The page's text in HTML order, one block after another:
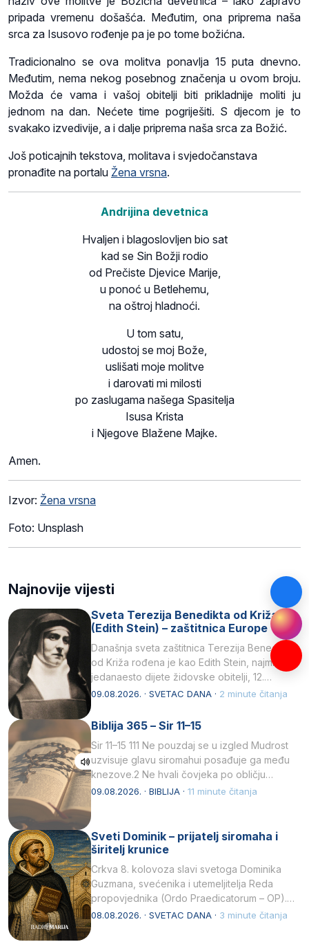
pripada vremenu došašća. Međutim, ona priprema naša
srca za Isusovo rođenje pa je po tome božićna.
Tradicionalno se ova molitva ponavlja 15 puta dnevno.
Međutim, nema nekog posebnog značenja u ovom broju.
Možda će vama i vašoj obitelji biti prikladnije moliti ju
jednom na dan. Nećete time pogriješiti. S djecom je to
svakako izvedivije, a i dalje priprema naša srca za Božić.
Još poticajnih tekstova, molitava i svjedočanstava
pronađite na portalu Žena vrsna.
Andrijina devetnica
Hvaljen i blagoslovljen bio sat
kad se Sin Božji rodio
od Prečiste Djevice Marije,
u ponoć u Betlehemu,
na oštroj hladnoći.
U tom satu,
udostoj se moj Bože,
uslišati moje molitve
i darovati mi milosti
po zaslugama našega Spasitelja
Isusa Krista
i Njegove Blažene Majke.
Amen.
Izvor: Žena vrsna
Foto: Unsplash
Najnovije vijesti
Sveta Terezija Benedikta od Križa
(Edith Stein) – zaštitnica Europe
Današnja sveta zaštitnica Terezija Benedikta
od Križa rođena je kao Edith Stein, najmlađe,
jedanaesto dijete židovske obitelji, 12.
listopada 1891, u Wrocławu…
09.08.2026. · SVETAC DANA · 2 minute čitanja
Biblija 365 – Sir 11–15
Sir 11–15 111 Ne pouzdaj se u izgled Mudrost
uzvisuje glavu siromahui posađuje ga među
knezove.2 Ne hvali čovjeka po obličju
njegovui…
09.08.2026. · BIBLIJA · 11 minute čitanja
Sveti Dominik – prijatelj siromaha i
širitelj krunice
Crkva 8. kolovoza slavi svetoga Dominika
Guzmana, svećenika i utemeljitelja Reda
propovjednika (Ordo Praedicatorum – OP).
Svojim životom, dubokom ljubavlju prema
08.08.2026. · SVETAC DANA · 3 minute čitanja